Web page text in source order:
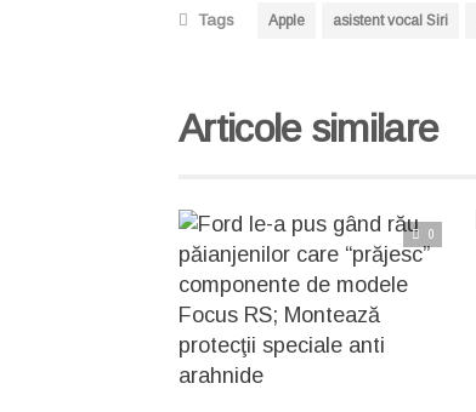
Tags Apple asistent vocal Siri
Articole similare
0